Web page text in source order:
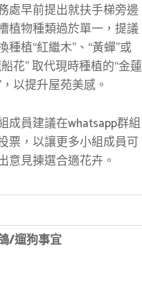
處早前提出就扶手梯旁邊
植物種類過於單一，提議
種植“紅繼木”、“黃蟬”或
花” 取代現時種植的“金蓮
以提升屋苑美感。
成員建議在whatsapp群組
票，以讓更多小組成員可
意見揀選合適花卉。
/遛狗事宜